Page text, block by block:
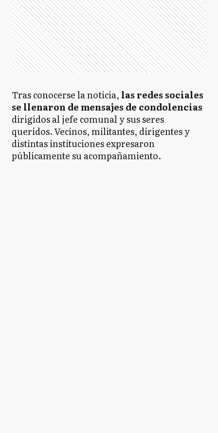
Tras conocerse la noticia, las redes sociales
se llenaron de mensajes de condolencias
dirigidos al jefe comunal y sus seres
queridos. Vecinos, militantes, dirigentes y
distintas instituciones expresaron
públicamente su acompañamiento.